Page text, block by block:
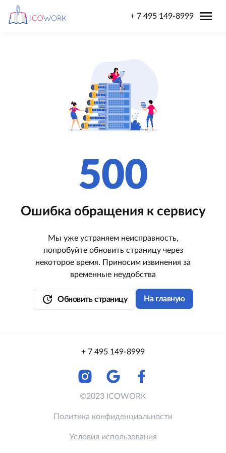
+ 7 495 149-8999 menu
500
Ошибка обращения к сервису
Мы уже устраняем неисправность,
попробуйте обновить страницу через
некоторое время. Приносим извинения за
временные неудобства
update Обновить страницу На главную
+ 7 495 149-8999
©2023 ICOWORK
Политика конфиденциальности
Условия использования